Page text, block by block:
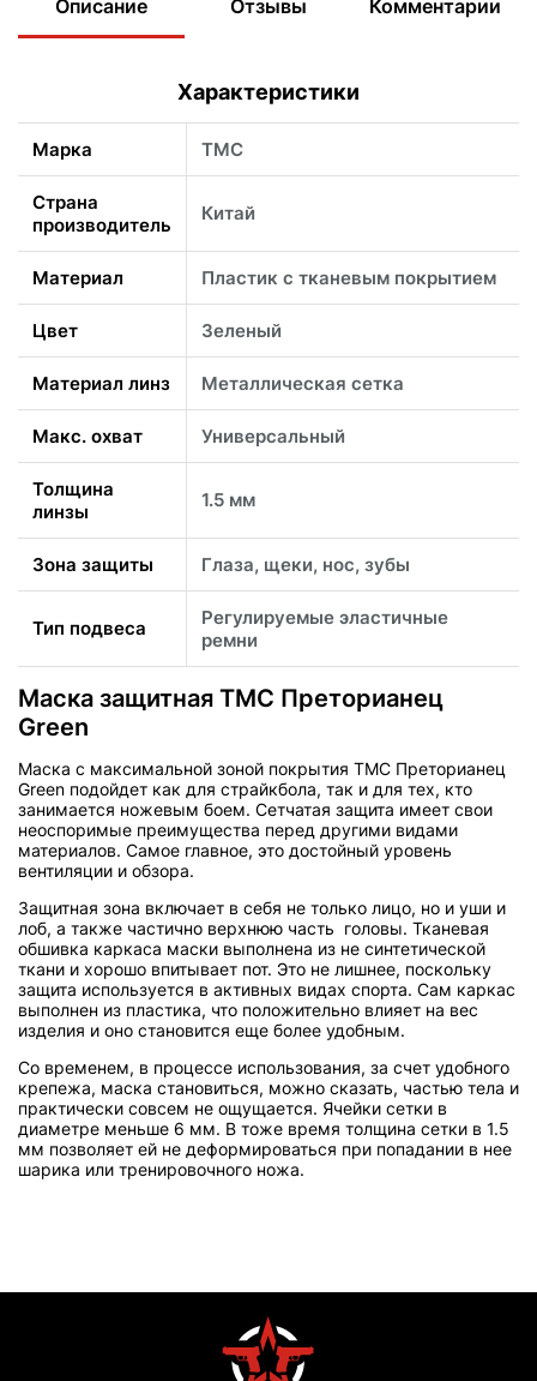
Описание Отзывы Комментарии
Характеристики
Марка TMC
Страна
производитель
Китай
Материал Пластик с тканевым покрытием
Цвет Зеленый
Материал линз Металлическая сетка
Макс. охват Универсальный
Толщина
линзы
1.5 мм
Зона защиты Глаза, щеки, нос, зубы
Тип подвеса
Регулируемые эластичные
ремни
Маска защитная TMC Преторианец
Green
Маска с максимальной зоной покрытия TMC Преторианец
Green подойдет как для страйкбола, так и для тех, кто
занимается ножевым боем. Сетчатая защита имеет свои
неоспоримые преимущества перед другими видами
материалов. Самое главное, это достойный уровень
вентиляции и обзора.
Защитная зона включает в себя не только лицо, но и уши и
лоб, а также частично верхнюю часть головы. Тканевая
обшивка каркаса маски выполнена из не синтетической
ткани и хорошо впитывает пот. Это не лишнее, поскольку
защита используется в активных видах спорта. Сам каркас
выполнен из пластика, что положительно влияет на вес
изделия и оно становится еще более удобным.
Со временем, в процессе использования, за счет удобного
крепежа, маска становиться, можно сказать, частью тела и
практически совсем не ощущается. Ячейки сетки в
диаметре меньше 6 мм. В тоже время толщина сетки в 1.5
мм позволяет ей не деформироваться при попадании в нее
шарика или тренировочного ножа.